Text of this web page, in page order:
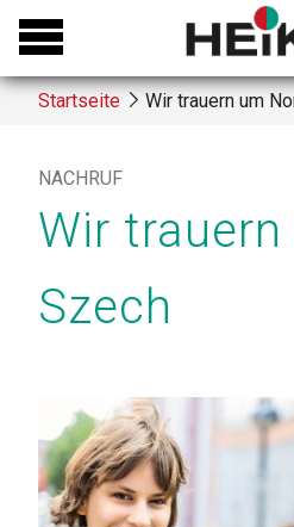
Direkt
zum
Inhalt
Breadcrumb
Startseite Wir trauern um
NACHRUF
Wir
Szech